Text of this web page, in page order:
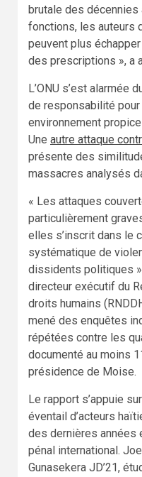
brutale des
fonctions, les auteurs
peuvent plus
des prescriptions », a
L’ONU s’est alarmée
de responsabilité
environnement
Une autre attaque
présente des
massacres analysés
« Les attaques
particulièrement
elles s’inscrit dans le
systématique de
dissidents politiques
directeur exécutif du
droits humains
mené des enquêtes
répétées contre les
documenté au moins
présidence de Moise.
Le rapport s’appuie
éventail d’acteurs
des dernières années
pénal international.
Gunasekera JD’21,